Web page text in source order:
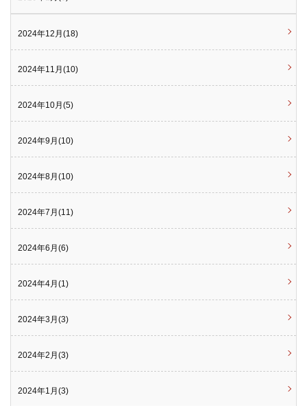
2024年12月(18)
2024年11月(10)
2024年10月(5)
2024年9月(10)
2024年8月(10)
2024年7月(11)
2024年6月(6)
2024年4月(1)
2024年3月(3)
2024年2月(3)
2024年1月(3)